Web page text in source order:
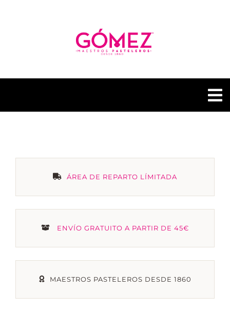
NUESTRAS TIENDAS
CONTACTO
GÓMEZ FUSIÓN
TIENDA ONLINE
ÁREA DE REPARTO LÍMITADA
ENVÍO GRATUITO A PARTIR DE 45€
MAESTROS PASTELEROS DESDE 1860